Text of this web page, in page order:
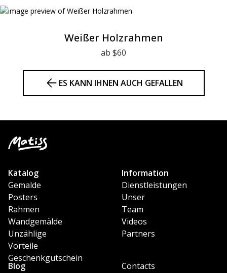
Weißer Holzrahmen
ab $60
ES KANN IHNEN AUCH GEFALLEN
Katalog
Gemalde
Posters
Rahmen
Wandgemälde
Unzählige
Vorteile
Geschenkgutschein
Information
Dienstleistungen
Unser
Team
Videos
Partners
Blog Contacts